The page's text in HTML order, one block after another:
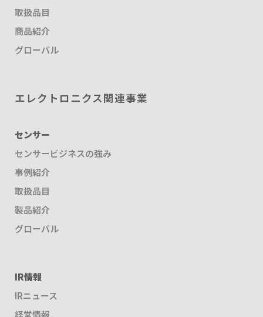
取扱品目
商品紹介
グローバル
エレクトロニクス関連事業
センサー
センサービジネスの強み
事例紹介
取扱品目
製品紹介
グローバル
IR情報
IRニュース
経営情報